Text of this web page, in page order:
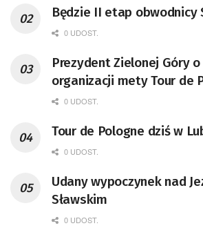
Będzie II etap obwodnicy
0 UDOST.
Prezydent Zielonej Góry
organizacji mety Tour de
0 UDOST.
Tour de Pologne dziś w
0 UDOST.
Udany wypoczynek nad
Sławskim
0 UDOST.